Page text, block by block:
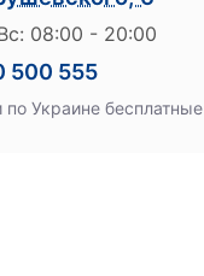
онлайн
ломбард
08:00 - 20:00
500 555
по Украине бесплатные